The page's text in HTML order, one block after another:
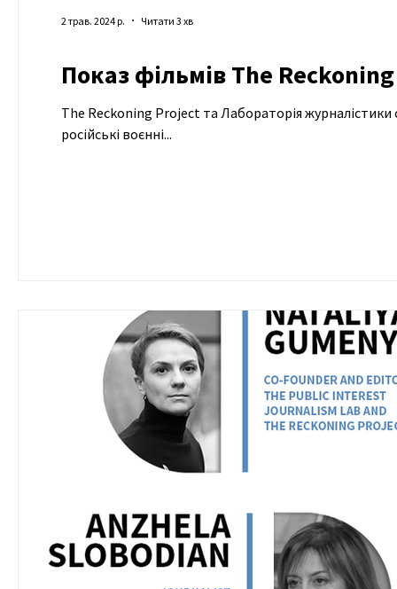
Показ фільмів The
The Reckoning Project та Лабораторія журналістики
російські воєнні...
2 трав. 2024 р. Читати 3 хв